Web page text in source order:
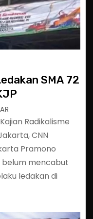
SMA 72
Radikalisme
CNN
Pramono
mencabut
ledakan di